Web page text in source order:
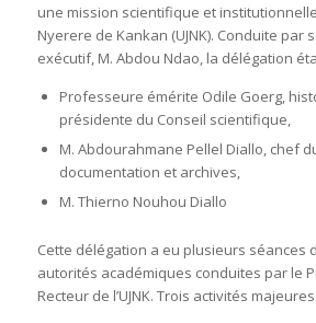
une mission scientifique et institutionnelle
Nyerere de Kankan (UJNK). Conduite par
exécutif, M. Abdou Ndao, la délégation
Professeure émérite Odile Goerg,
présidente du Conseil scientifique,
M. Abdourahmane Pellel Diallo, chef
documentation et archives,
M. Thierno Nouhou Diallo
Cette délégation a eu plusieurs séances
autorités académiques conduites par le
Recteur de l’UJNK. Trois activités